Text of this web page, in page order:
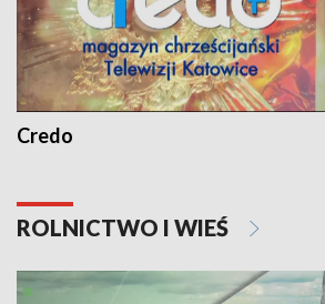
Credo
ROLNICTWO I WIEŚ